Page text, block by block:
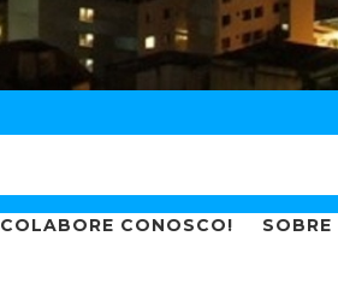
COLABORE CONOSCO! SOBRE